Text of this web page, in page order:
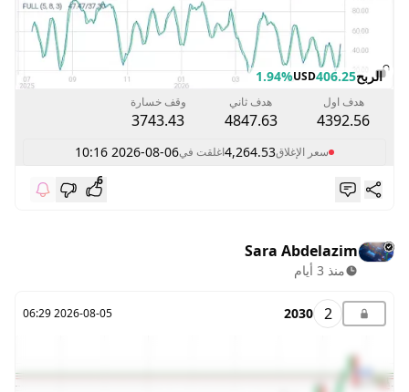
الربح406.25
USD
1.94%
هدف اول
4392.56
هدف ثاني
4847.63
وقف خسارة
3743.43
سعر الإغلاق4,264.53اغلقت في2026-08-06 10:16
6
Sara Abdelazim
منذ 3 أيام
2
2030
2026-08-05 06:29